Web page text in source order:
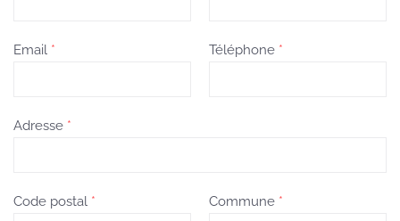
Email * Téléphone *
Adresse *
Code postal * Commune *